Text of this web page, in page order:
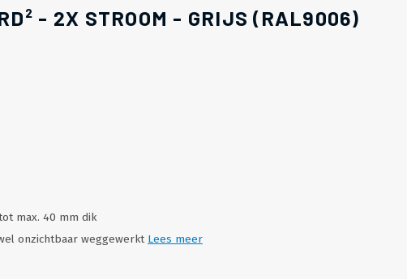
- 2X STROOM - GRIJS (RAL9006)
max. 40 mm dik
onzichtbaar weggewerkt Lees meer